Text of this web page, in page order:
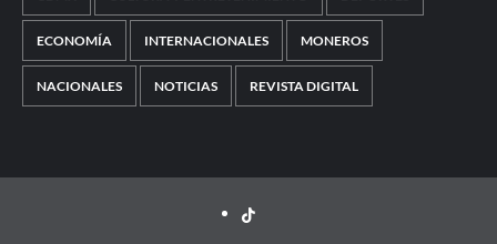
ECONOMÍA INTERNACIONALES MONEROS
NACIONALES NOTICIAS REVISTA DIGITAL
TikTok